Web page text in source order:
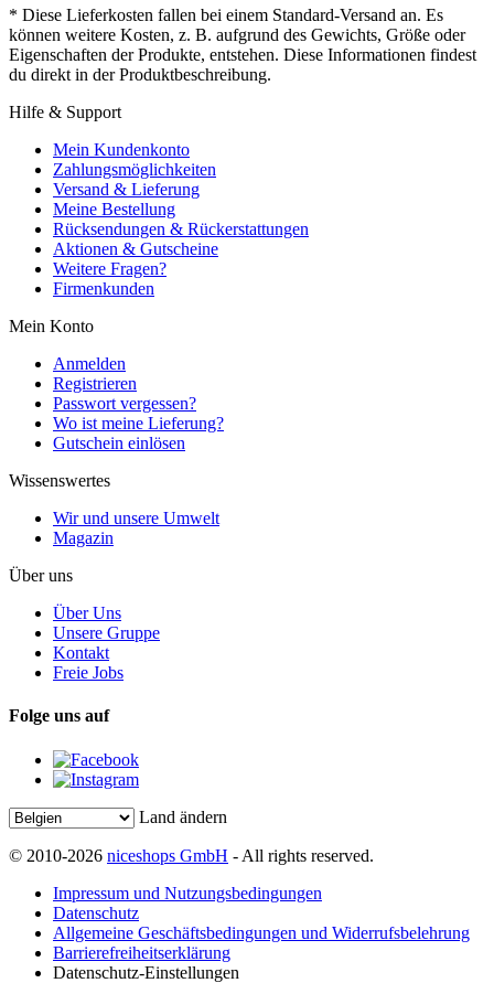
* Diese Lieferkosten fallen bei einem Standard-Versand an. Es
können weitere Kosten, z. B. aufgrund des Gewichts, Größe oder
Eigenschaften der Produkte, entstehen. Diese Informationen findest
du direkt in der Produktbeschreibung.
Hilfe & Support
Mein Kundenkonto
Zahlungsmöglichkeiten
Versand & Lieferung
Meine Bestellung
Rücksendungen & Rückerstattungen
Aktionen & Gutscheine
Weitere Fragen?
Firmenkunden
Mein Konto
Anmelden
Registrieren
Passwort vergessen?
Wo ist meine Lieferung?
Gutschein einlösen
Wissenswertes
Wir und unsere Umwelt
Magazin
Über uns
Über Uns
Unsere Gruppe
Kontakt
Freie Jobs
Folge uns auf
Land ändern
© 2010-2026 niceshops GmbH - All rights reserved.
Impressum und Nutzungsbedingungen
Datenschutz
Allgemeine Geschäftsbedingungen und Widerrufsbelehrung
Barrierefreiheitserklärung
Datenschutz-Einstellungen